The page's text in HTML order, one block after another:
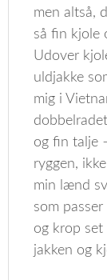
men altså,
så fin kjole
Udover
uldjakke
mig i
og fin talje
ryggen,
min lænd
som
og krop
jakken og